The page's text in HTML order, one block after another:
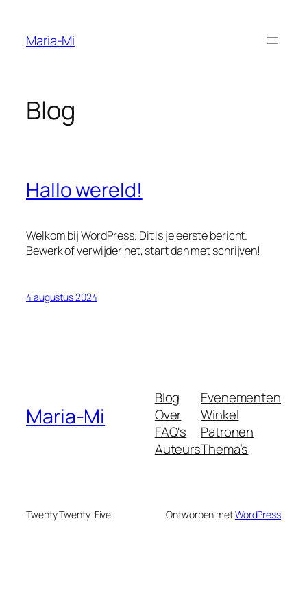
Maria-Mi
Blog
Hallo wereld!
Welkom bij WordPress. Dit is je eerste bericht.
Bewerk of verwijder het, start dan met schrijven!
4 augustus 2024
Maria-Mi
Blog
Over
FAQ's
Auteurs
Evenementen
Winkel
Patronen
Thema’s
Twenty Twenty-Five Ontworpen metWordPress